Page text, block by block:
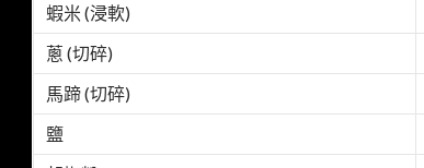
蝦米 (浸軟)
蔥 (切碎)
馬蹄 (切碎)
鹽